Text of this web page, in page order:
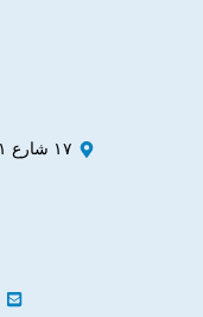
١٧ شارع ١ حدايق حلوان بجوار محكمه الاسره